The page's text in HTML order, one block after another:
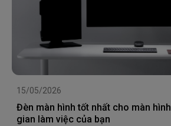
15/05/2026
Đèn màn hình tốt nhất cho màn
gian làm việc của bạn